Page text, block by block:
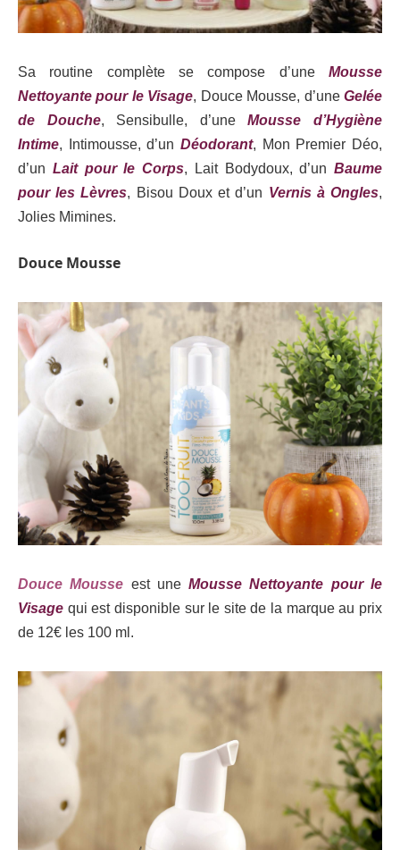
Sa routine complète se compose d’une Mousse
Nettoyante pour le Visage, Douce Mousse, d’uneGelée
de Douche, Sensibulle, d’uneMousse d’Hygiène
Intime, Intimousse, d’un Déodorant, Mon Premier Déo,
d’un Lait pour le Corps, Lait Bodydoux, d’un Baume
pour les Lèvres, Bisou Doux et d’un Vernis à Ongles,
Jolies Mimines.
Douce Mousse
Douce Mousse est uneMousse Nettoyante pour le
Visage qui est disponible sur le site de la marque au prix
de 12€ les 100 ml.